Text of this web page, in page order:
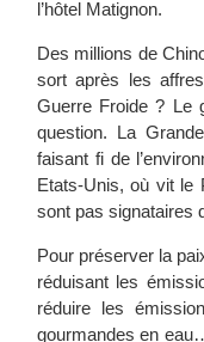
l’hôtel Matignon.
Des millions de
sort après les
Guerre Froide ? Le
question. La
faisant fi de
Etats-Unis, où vit le
sont pas signataires
Pour préserver la
réduisant les
réduire les
gourmandes en